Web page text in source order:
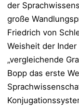
der
große
Friedrich von
Weisheit der
„vergleichende
Bopp das erste